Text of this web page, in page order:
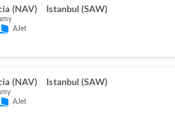
(NAV) Istanbul (SAW)
AJet
(NAV) Istanbul (SAW)
AJet